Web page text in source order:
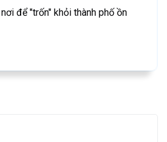
để "trốn" khỏi thành phố ồn